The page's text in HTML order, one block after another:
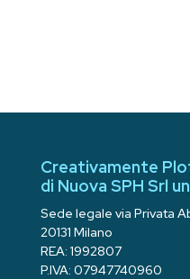
Creativamente
di Nuova SPH Srl
Sede legale via Privata
20131 Milano
REA: 1992807
P.IVA: 07947740960